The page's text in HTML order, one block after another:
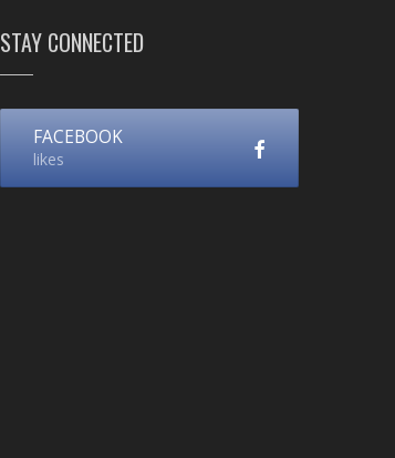
STAY CONNECTED
FACEBOOK
likes